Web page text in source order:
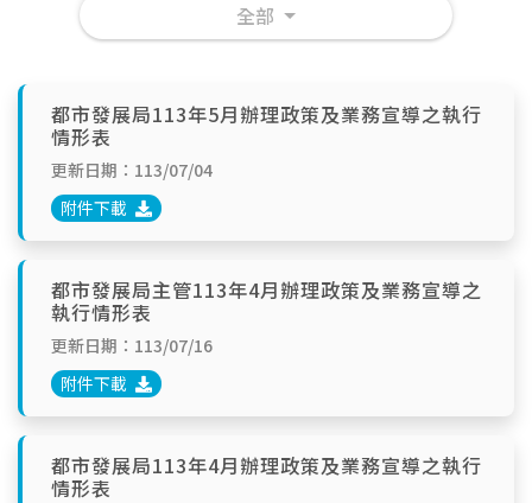
全部
都市發展局113年5月辦理政策及業務宣導之執行
情形表
更新日期：113/07/04
附件下載
都市發展局主管113年4月辦理政策及業務宣導之
執行情形表
更新日期：113/07/16
附件下載
都市發展局113年4月辦理政策及業務宣導之執行
情形表